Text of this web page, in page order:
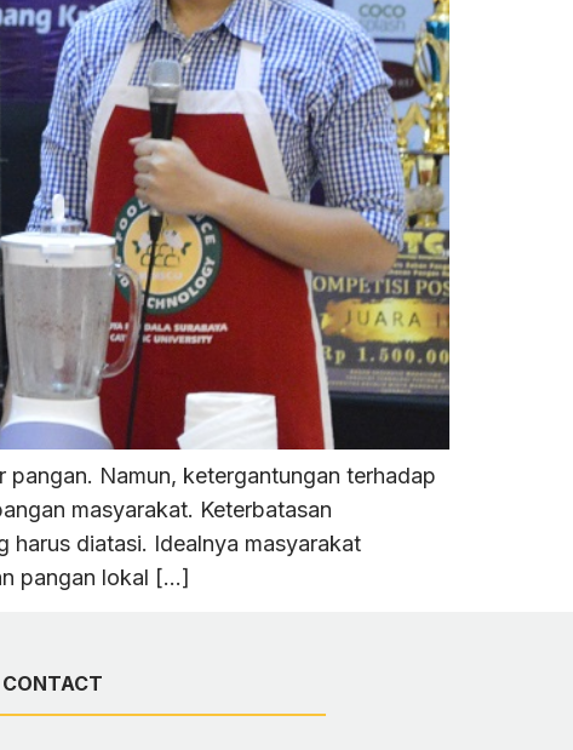
Namun, ketergantungan terhadap
masyarakat. Keterbatasan
harus diatasi. Idealnya masyarakat
pangan lokal […]
CONTACT